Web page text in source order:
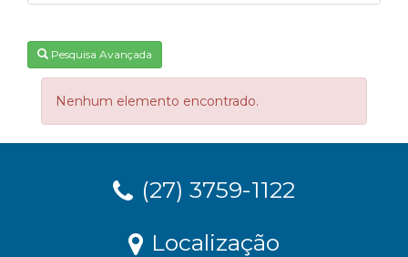
Pesquisa Avançada
Nenhum elemento encontrado.
(27) 3759-1122
Localização